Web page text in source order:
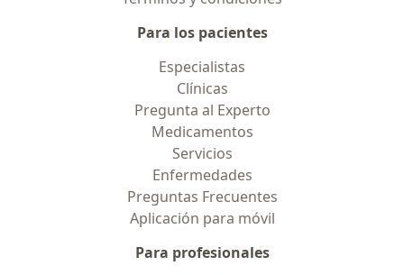
Para los pacientes
Especialistas
Clínicas
Pregunta al Experto
Medicamentos
Servicios
Enfermedades
Preguntas Frecuentes
Aplicación para móvil
Para profesionales